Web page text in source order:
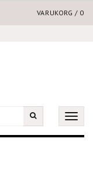
VARUKORG / 0
Toggle